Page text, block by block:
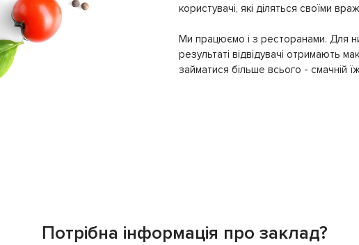
користувачі, які діляться своїми
Ми працюємо і з ресторанами. Для
результаті відвідувачі отримають
займатися більше всього - смачній
Потрібна інформація про заклад?